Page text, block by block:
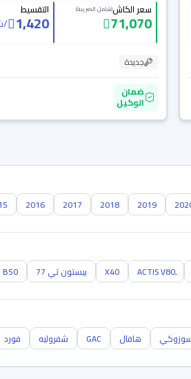
سعر الكاش(شامل الضريبة)
71,070
التقسيط
1,420
/
جديدة
ضمان
الوكيل
2019
2018
2017
2016
X40 بيستون تي 77 B50
سوزوكي هافال GAC شفروليه فورد